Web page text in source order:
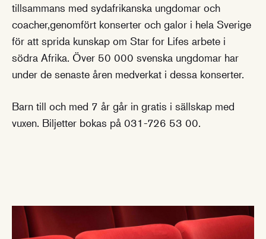
tillsammans med sydafrikanska ungdomar och
coacher,genomfört konserter och galor i hela Sverige
för att sprida kunskap om Star for Lifes arbete i
södra Afrika. Över 50 000 svenska ungdomar har
under de senaste åren medverkat i dessa konserter.
Barn till och med 7 år går in gratis i sällskap med
vuxen. Biljetter bokas på 031-726 53 00.